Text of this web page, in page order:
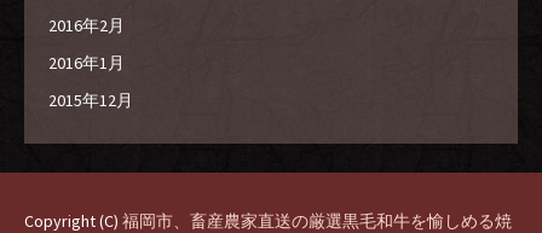
2016年2月
2016年1月
2015年12月
Copyright (C) 福岡市、畜産農家直送の厳選黒毛和牛を愉しめる焼